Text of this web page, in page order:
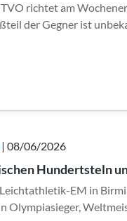
richtet am
der Gegner ist
| 08/06/2026
Hundertsteln
EM in
Olympiasieger,